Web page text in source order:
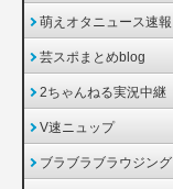
萌えオタニュース速報
芸スポまとめblog
2ちゃんねる実況中継
V速ニュップ
ブラブラブラウジング